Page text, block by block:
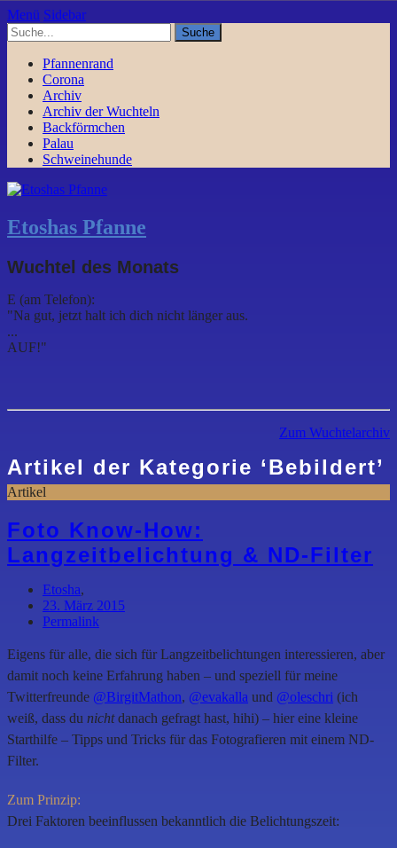
Menü Sidebar
Pfannenrand
Corona
Archiv
Archiv der Wuchteln
Backförmchen
Palau
Schweinehunde
Etoshas Pfanne
Wuchtel des Monats
E (am Telefon):
"Na gut, jetzt halt ich dich nicht länger aus.
...
AUF!"
Zum Wuchtelarchiv
Artikel der Kategorie ‘Bebildert’
Artikel
Foto Know-How:
Langzeitbelichtung & ND-Filter
Etosha,
23. März 2015
Permalink
Eigens für alle, die sich für Langzeitbelichtungen interessieren, aber
damit noch keine Erfahrung haben – und speziell für meine
Twitterfreunde @BirgitMathon, @evakalla und @oleschri (ich
weiß, dass du nichtdanach gefragt hast, hihi) – hier eine kleine
Starthilfe – Tipps und Tricks für das Fotografieren mit einem ND-
Filter.
Zum Prinzip:
Drei Faktoren beeinflussen bekanntlich die Belichtungszeit: